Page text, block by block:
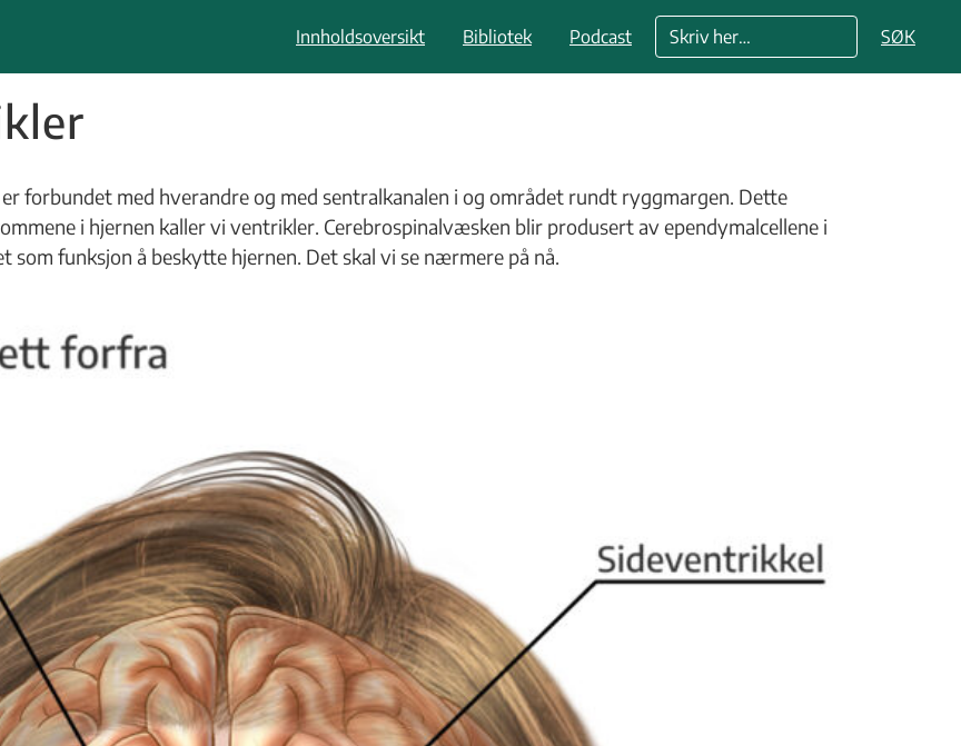
Innholdsoversikt Bibliotek Podcast SØK
forbundet med hverandre og med sentralkanalen i og området rundt ryggmargen. Dette
i hjernen kaller vi ventrikler. Cerebrospinalvæsken blir produsert av ependymalcellene i
funksjon å beskytte hjernen. Det skal vi se nærmere på nå.